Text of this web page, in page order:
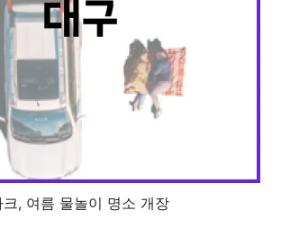
, 여름 물놀이 명소 개장